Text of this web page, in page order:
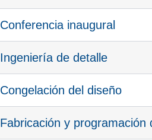
Conferencia inaugural
Ingeniería de detalle
Congelación del diseño
Fabricación y programación